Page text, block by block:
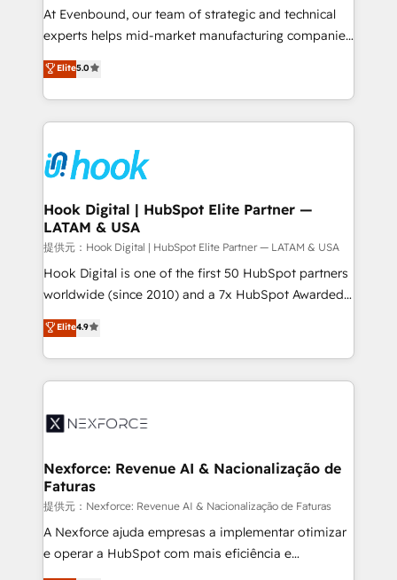
broke. Built for mid-market reality—practical
solutions that work with your actual headcount and
HubSpot partners 🔄 Top 5% globally in client
retention 📅 8+ years of consistent results since 2017
move beyond spreadsheets into unified systems
that drive real business results.
At Evenbound, our team of strategic and technical
experts helps mid-market manufacturing companies
achieve real growth. We specialize in delivering
tailored solutions that drive results by leveraging
HubSpot’s platform and data to fuel success.
Technical Solutions: - HubSpot Technical Consulting -
Onboarding - Data Migration & Integrations -
Technical Audit & Optimization Strategic Solutions: -
Revenue Operations - Inbound Marketing -
Outbound Marketing - HubSpot CMS Website
Design & Development We empower our clients to
reach their full potential by providing transparent,
relationship-driven support. With over 300 HubSpot
technical know-how and strategic guidance you
need to succeed.
Elite5.0
Hook Digital | HubSpot Elite Partner —
LATAM & USA
提供元：Hook Digital | HubSpot Elite Partner — LATAM & USA
Hook Digital is one of the first 50 HubSpot partners
worldwide (since 2010) and a 7x HubSpot Awarded
Elite Partner. With 500+ projects across the U.S.,
Brazil, and LATAM, we combine global expertise with
regional experience. Today, we are Brazil’s largest
HubSpot Elite Partner—trusted by companies across
Implementation & Migration Onboarding across all
Station, Freshdesk, Intercom, and more. Custom
objects, automations, and integrations built for
growth. 🚀 AI-Driven GTM Orchestration Unify
HubSpot with LinkedIn, WhatsApp, email, paid
media, and AI voice to drive pipeline. 🤖 AI Custom
Elite4.9
Nexforce: Revenue AI & Nacionalização de
Faturas
提供元：Nexforce: Revenue AI & Nacionalização de Faturas
A Nexforce ajuda empresas a implementar otimizar
e operar a HubSpot com mais eficiência e
previsibilidade de receita. Combinamos Revenue